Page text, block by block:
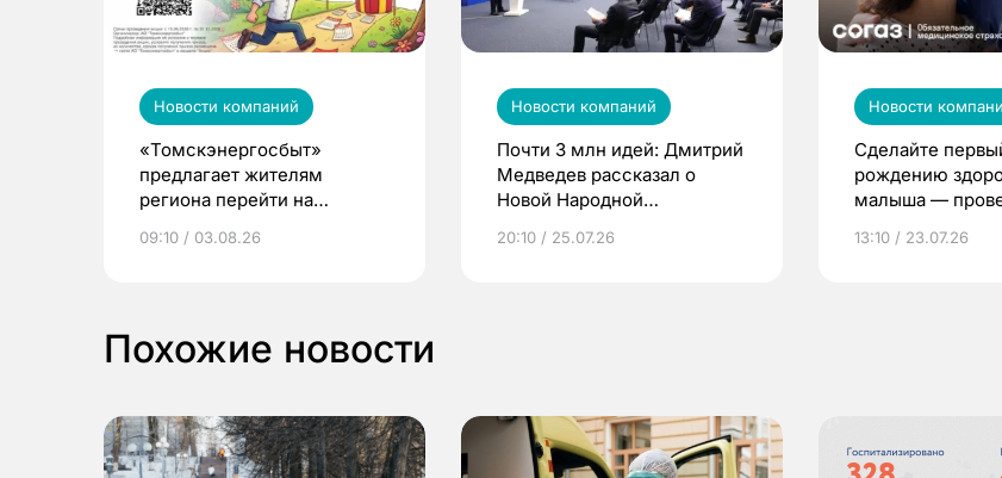
Новости компаний
«Томскэнергосбыт»
предлагает жителям
региона перейти на
выиграть призы
09:10 / 03.08.26
Новости компаний
Почти 3 млн идей: Дмитрий
Медведев рассказал о
Новой Народной
20:10 / 25.07.26
Новости
Сделайте
рождению
малыша —
по ОМС!
13:10 / 23.07.26
Похожие новости